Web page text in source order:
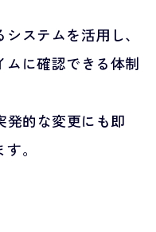
ステムを活用し、
に確認できる体制
発的な変更にも即
。